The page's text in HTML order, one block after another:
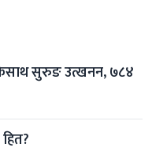
सुरुङ उत्खनन, ७८४